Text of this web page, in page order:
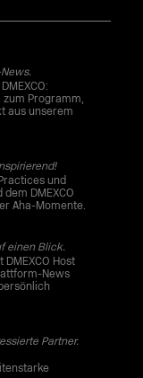
zum Programm,
aus unserem
und
DMEXCO
Aha-Momente.
einen Blick.
Host
News
Partner.